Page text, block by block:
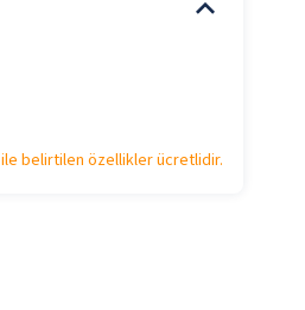
ile belirtilen özellikler ücretlidir.